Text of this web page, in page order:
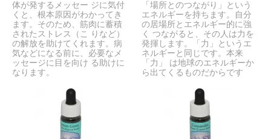
体が発するメッセー ジに気付
くと、根本原因がわかってき
ます。そのため、筋肉に蓄積
されたストレス（こ りなど）
の解放を助けてくれます。病
気などになる前に、必要なメ
ッセージに目を向け る助けに
なります。
「場所とのつながり」という
エネルギーを持ちます。自分
の居場所とエネルギー的に強
く つながると、その人は力を
発揮します。「力」というエ
ネルギーと同じです。本来
「力」 は地球のエネルギーか
ら出てくるものだからです